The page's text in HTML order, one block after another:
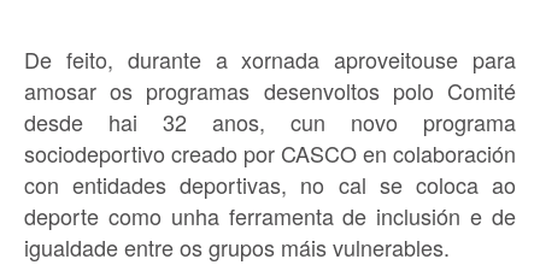
De feito, durante a xornada aproveitouse para
amosar os programas desenvoltos polo Comité
desde hai 32 anos, cun novo programa
sociodeportivo creado por CASCO en colaboración
con entidades deportivas, no cal se coloca ao
deporte como unha ferramenta de inclusión e de
igualdade entre os grupos máis vulnerables.